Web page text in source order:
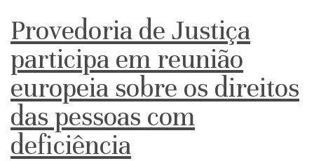
Provedoria de Justiça
participa em reunião
europeia sobre os direitos
das pessoas com
deficiência